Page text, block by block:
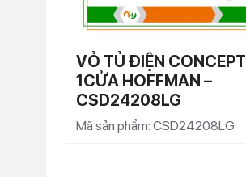
VỎ TỦ ĐIỆN CONCEPT
1CỬA HOFFMAN –
CSD24208LG
Mã sản phẩm: CSD24208LG